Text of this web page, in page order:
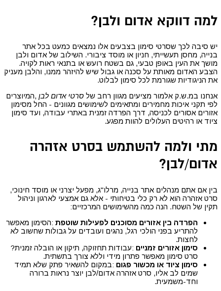
למה דווקא אדום ולבן?
יש סיבה לכך שסרטי סימון בצבעים אלו נמצאים כמעט בכל אתר
בנייה, מחסן תעשייתי, חניון או מוסד ציבורי. השילוב של אדום ולבן
מושך את העין באופן טבעי, גם בשטח רועש או בתנאי ראות לקויה.
הצבע האדום מאותת על סכנה או גבול שיש להיזהר ממנו, והלבן מעניק
את הניגודיות שגורמת לכל סימון לבלוט.
אנחנו במ.ש.ק אלמור מציעים מגוון רחב של סרטי אדום לבן,המיוצרים
לפי תקני איכות מחמירים ומתאימים לשימושים מגוונים - החל מסימון
אזורים אסורים לכניסה, דרך הפרדה זמנית באתרי עבודה, ועד סימון
ציוד או רהיטים העלולים להוות מפגע.
מתי ולמה להשתמש בסרט אזהרה
אדום/לבן?
בין אם אתם מנהלים אתר בנייה, מרלו"ג, מפעל יצרני או מוסד חינוכי,
סרט אזהרה הוא לא רק כלי בטיחותי - אלא גם אמצעי לארגון וניהול
תקין של השטח. הנה כמה מהשימושים המרכזיים:
הפרדה בין אזורים מסוכנים לפעילות שוטפת:הסימון מאפשר
להתריע בפני הולכי רגל, נהגים ועובדים על גבולות שחשוב לא
לחצות.
סימון אזורים זמניים :עבודות תחזוקה, תיקון או הובלה זמנית?
סרט סימון מאפשר פתרון מידי וללא צורך בתשתית.
סימון ציוד או מכשור פגום :במקום להשאיר פתק שלא תמיד
שמים לב אליו, סרט אזהרה אדום/לבן יוצר נראות ברורה
וחד-משמעית.